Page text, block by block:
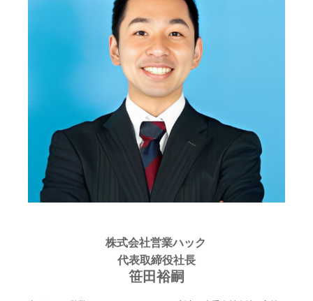
株式会社営業ハック
代表取締役社長
笹田裕嗣